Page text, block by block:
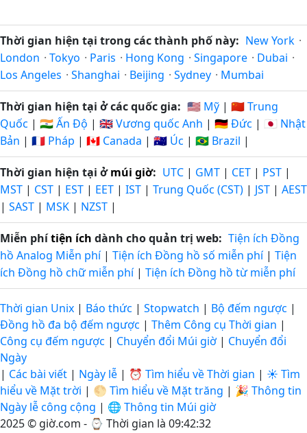
Thời gian hiện tại trong các thành phố này: New York ·
London · Tokyo · Paris · Hong Kong · Singapore · Dubai ·
Los Angeles · Shanghai · Beijing · Sydney · Mumbai
Thời gian hiện tại ở các quốc gia: 🇺🇸 Mỹ | 🇨🇳 Trung
Quốc | 🇮🇳 Ấn Độ | 🇬🇧 Vương quốc Anh | 🇩🇪 Đức | 🇯🇵 Nhật
Bản | 🇫🇷 Pháp | 🇨🇦 Canada | 🇦🇺 Úc | 🇧🇷 Brazil |
Thời gian hiện tại ởmúi giờ: UTC | GMT | CET | PST |
MST | CST | EST | EET | IST | Trung Quốc (CST) | JST | AEST
| SAST | MSK | NZST |
Miễn phítiện ích dành cho quản trị web: Tiện ích Đồng
hồ Analog Miễn phí| Tiện ích Đồng hồ số miễn phí| Tiện
ích Đồng hồ chữ miễn phí| Tiện ích Đồng hồ từ miễn phí
Thời gian Unix | Báo thức | Stopwatch | Bộ đếm ngược |
Đồng hồ đa bộ đếm ngược | Thêm Công cụ Thời gian |
Công cụ đếm ngược | Chuyển đổi Múi giờ | Chuyển đổi
Ngày
| Các bài viết | Ngày lễ | ⏰ Tìm hiểu về Thời gian | ☀️ Tìm
hiểu về Mặt trời | 🌕 Tìm hiểu về Mặt trăng | 🎉 Thông tin
Ngày lễ công cộng | 🌐 Thông tin Múi giờ
2025 © giờ.com - ⌚ Thời gian là 09:42:33